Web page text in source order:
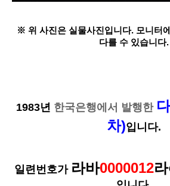
※ 위 사진은 실물사진입니다. 모니터
다를 수 있습니다.
1983년 한국은행에서 발행한
차)입니다.
일련번호가 라바0000012라